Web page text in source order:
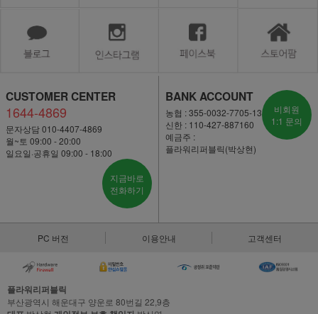
CUSTOMER CENTER
1644-4869
문자상담 010-4407-4869
월~토 09:00 - 20:00
일요일·공휴일 09:00 - 18:00
지금바로
전화하기
BANK ACCOUNT
농협 : 355-0032-7705-13
신한 : 110-427-887160
예금주 :
플라워리퍼블릭(박상현)
비회원
1:1 문의
PC 버전 이용안내 고객센터
플라워리퍼블릭
부산광역시 해운대구 양운로 80번길 22,9층